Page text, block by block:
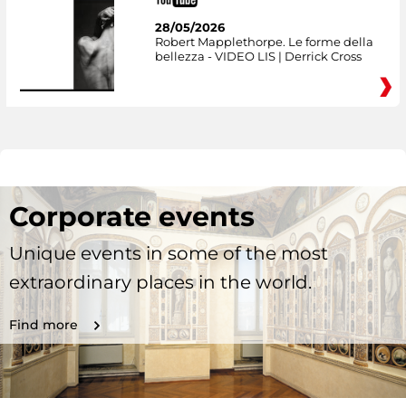
28/05/2026
Robert Mapplethorpe. Le forme della
bellezza - VIDEO LIS | Derrick Cross
Corporate events
Unique events in some of the most
extraordinary places in the world.
Find more